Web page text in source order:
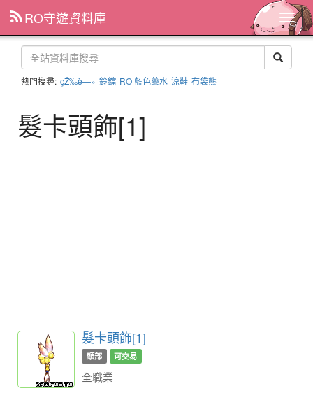
主
選
單
RO守遊資料庫
熱門搜尋: çŽ‰è—» 鈴鐺 RO 藍色藥水 涼鞋 布袋熊
髮卡頭飾[1]
髮卡頭飾[1]
頭部 可交易
全職業